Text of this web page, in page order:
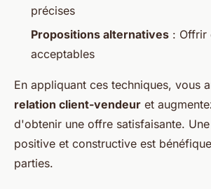
précises
Propositions alternatives : Offrir
acceptables
En appliquant ces techniques, vous
relation client-vendeur et
d'obtenir une offre satisfaisante.
positive et constructive est
parties.